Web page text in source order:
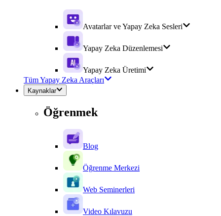
Avatarlar ve Yapay Zeka Sesleri
Yapay Zeka Düzenlemesi
Yapay Zeka Üretimi
Tüm Yapay Zeka Araçları
Kaynaklar
Öğrenmek
Blog
Öğrenme Merkezi
Web Seminerleri
Video Kılavuzu